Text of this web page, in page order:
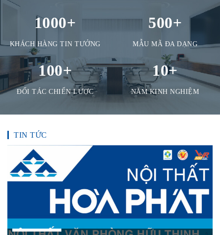
1000+
KHÁCH HÀNG TIN TƯỞNG
500+
MẪU MÃ ĐA DẠNG
100+
ĐỐI TÁC CHIẾN LƯỢC
10+
NĂM KINH NGHIỆM
TIN TỨC